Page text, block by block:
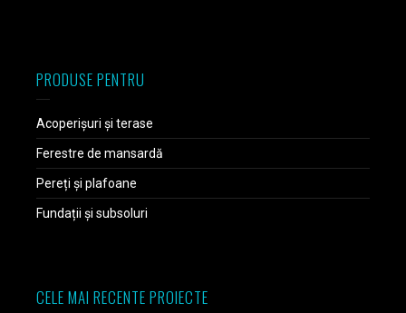
PRODUSE PENTRU
Acoperișuri și terase
Ferestre de mansardă
Pereți și plafoane
Fundații și subsoluri
CELE MAI RECENTE PROIECTE